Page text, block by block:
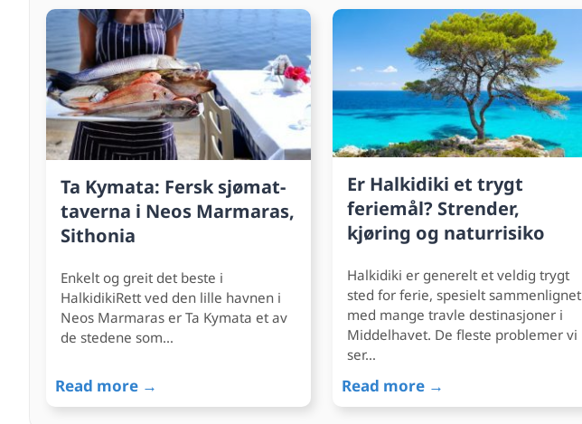
Ta Kymata: Fersk sjømat-
taverna i Neos Marmaras,
Sithonia
Enkelt og greit det beste i
HalkidikiRett ved den lille havnen i
Neos Marmaras er Ta Kymata et av
de stedene som…
Read more →
Er Halkidiki et trygt
feriemål? Strender,
kjøring og naturrisiko
Halkidiki er generelt et veldig trygt
sted for ferie, spesielt sammenlignet
med mange travle destinasjoner i
Middelhavet. De fleste problemer vi
ser…
Read more →